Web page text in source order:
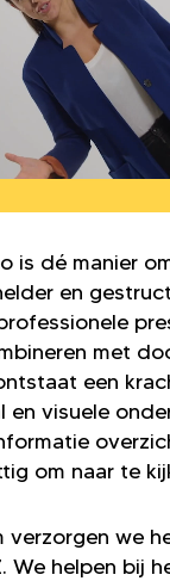
is dé manier
en
met
een
en visuele
om naar te
verzorgen we
We helpen bij